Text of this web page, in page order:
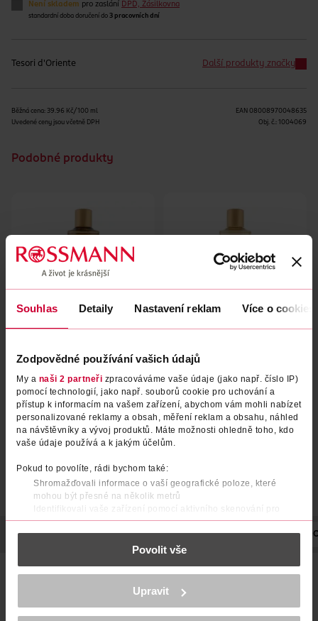
Souhlas Detaily Nastavení reklam Více o cookies
Zodpovědné používání vašich údajů
My a naši 2 partneři zpracováváme vaše údaje (jako např. číslo IP)
pomocí technologií, jako např. souborů cookie pro uchování a
přístup k informacím na vašem zařízení, abychom vám mohli nabízet
personalizované reklamy a obsah, měření reklam a obsahu, náhled
na návštěvníky a vývoj produktů. Máte možnosti ohledně toho, kdo
vaše údaje používá a k jakým účelům.
Pokud to povolíte, rádi bychom také:
Shromažďovali informace o vaší geografické poloze, které
mohou být přesné na několik metrů
Identifikovali vaše zařízení pomocí aktivního skenování pro
konkrétní charakteristiky (otisk prstu)
Zjistěte více o tom, jak zpracováváme vaše osobní údaje, a nastavte
části s podrobnostmi . Svůj souhlas můžete kdykoliv
K provozu stránek, personalizaci obsahu a reklam, funkcí sociálních
médií, analýze návštěvnosti, které mohou nést osobní údaje.
Více najdete vprohlášení o ochraně osobních údajů.
Povolit vše
Upravit
Není skladem pro zaslání DPD, Zásilkovna
standardní doba doručení do 3 pracovních dní
Tesori d'Oriente Další produkty značky
Běžná cena: 39.96 Kč/100 ml
Uvedené ceny jsou včetně DPH
EAN 08008970048635
Obj. č.: 1004069
Podobné produkty
cyperovým olejem
Tesori d'Oriente
99.90 Kč
DO KOŠÍKU
Obj. č.: 1004045
Tsubaki olejem
Tesori d'Oriente 250 ml
99.90 Kč
DO KOŠÍKU
POPIS POUŽITÍ SLOŽENÍ OBJEM NÁZEV VÝROBCE/
smývá nečistoty a maz a zanechává pokožku hedvábně
hladkou. Olejová struktura se při kontaktu s vodou promění
v bohatou pěnu, která zahalí vaše tělo i mysl příjemnou vůní.